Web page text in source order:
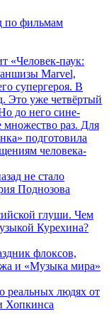
по фильмам
«Человек-паук:
Marvel,
супергероя. В
Это уже четвёртый
до него сине-
множество раз. Для
подготовила
человека-
не стало
Поднозова
глуши. Чем
Курехина?
флоксов,
и «Музыка мира»
реальных людях от
Хопкинса